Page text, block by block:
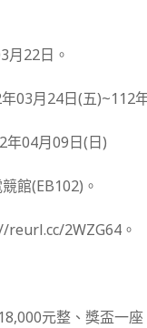
月22日。
03月24日(五)~112
年04月09日(日)
館(EB102)。
2WZG64。
元整、獎盃一座